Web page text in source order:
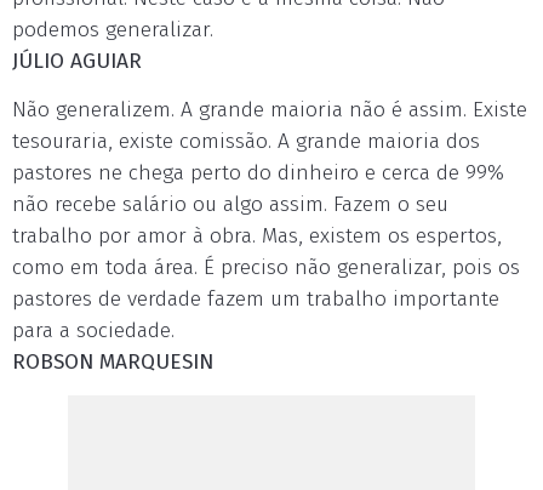
podemos generalizar.
JÚLIO AGUIAR
Não generalizem. A grande maioria não é assim. Existe
tesouraria, existe comissão. A grande maioria dos
pastores ne chega perto do dinheiro e cerca de 99%
não recebe salário ou algo assim. Fazem o seu
trabalho por amor à obra. Mas, existem os espertos,
como em toda área. É preciso não generalizar, pois os
pastores de verdade fazem um trabalho importante
para a sociedade.
ROBSON MARQUESIN